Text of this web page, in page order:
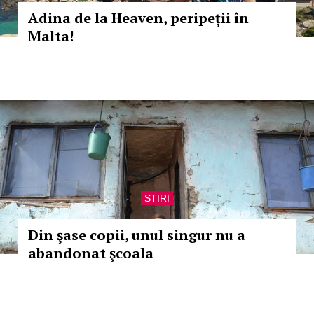
Adina de la Heaven, peripeții în
Malta!
STIRI
Din şase copii, unul singur nu a
abandonat şcoala